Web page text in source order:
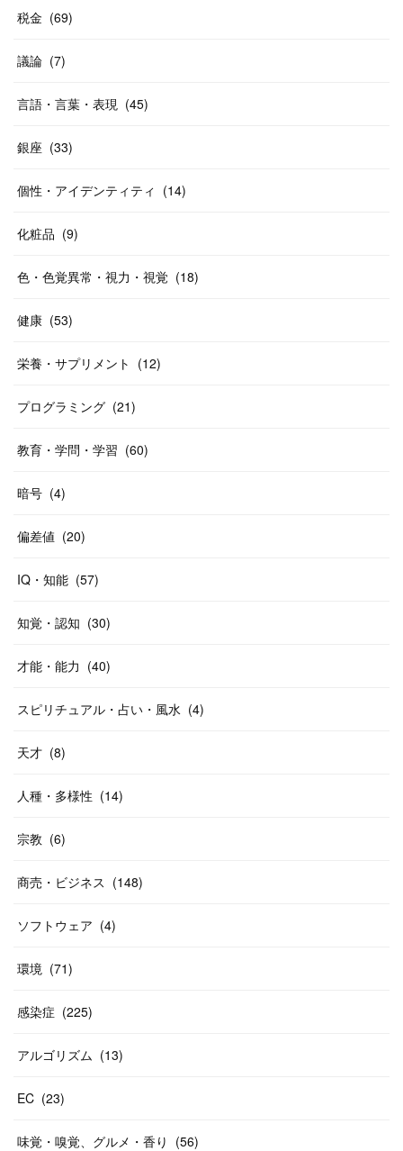
税金 (69)
議論 (7)
言語・言葉・表現 (45)
銀座 (33)
個性・アイデンティティ (14)
化粧品 (9)
色・色覚異常・視力・視覚 (18)
健康 (53)
栄養・サプリメント (12)
プログラミング (21)
教育・学問・学習 (60)
暗号 (4)
偏差値 (20)
IQ・知能 (57)
知覚・認知 (30)
才能・能力 (40)
スピリチュアル・占い・風水 (4)
天才 (8)
人種・多様性 (14)
宗教 (6)
商売・ビジネス (148)
ソフトウェア (4)
環境 (71)
感染症 (225)
アルゴリズム (13)
EC (23)
味覚・嗅覚、グルメ・香り (56)